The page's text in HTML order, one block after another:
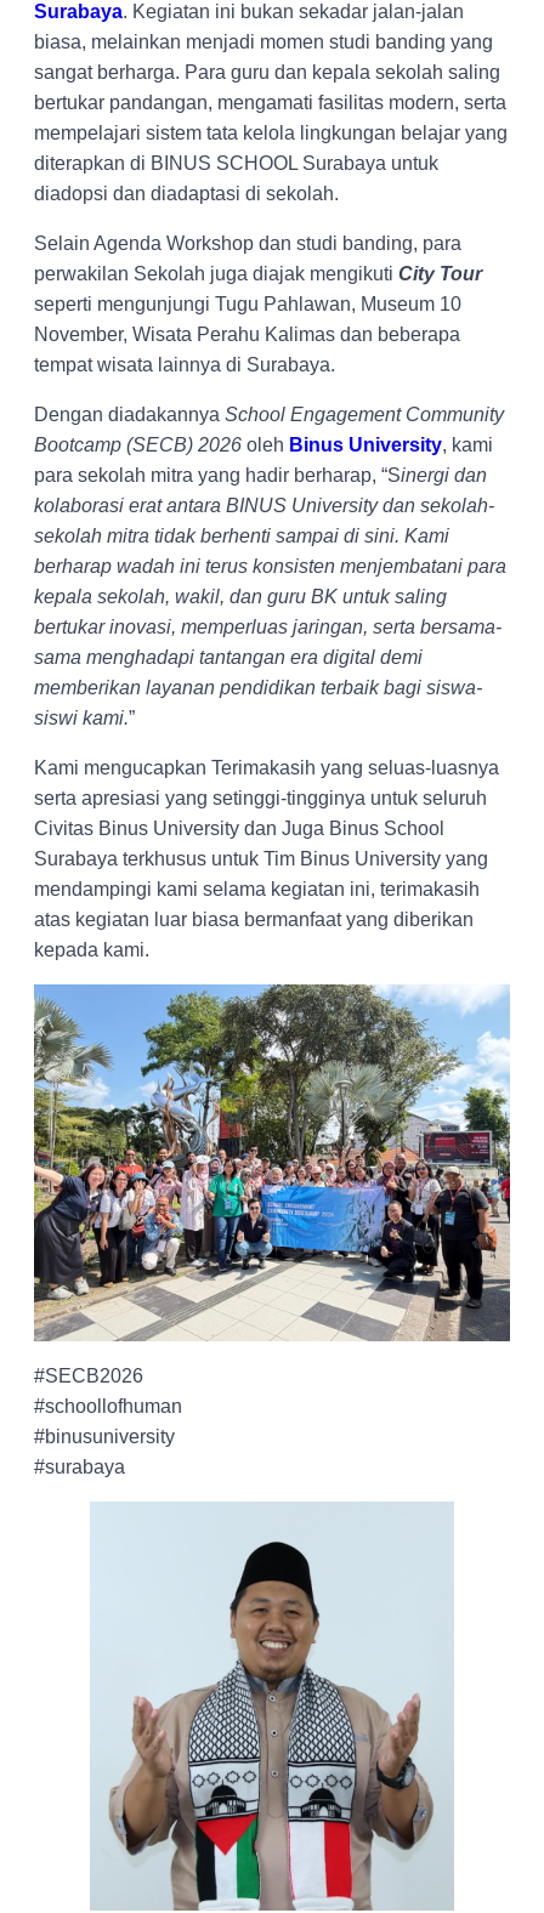
Surabaya. Kegiatan ini bukan sekadar jalan-jalan
biasa, melainkan menjadi momen studi banding yang
sangat berharga. Para guru dan kepala sekolah saling
bertukar pandangan, mengamati fasilitas modern, serta
mempelajari sistem tata kelola lingkungan belajar yang
diterapkan di BINUS SCHOOL Surabaya untuk
diadopsi dan diadaptasi di sekolah.
Selain Agenda Workshop dan studi banding, para
perwakilan Sekolah juga diajak mengikuti City Tour
seperti mengunjungi Tugu Pahlawan, Museum 10
November, Wisata Perahu Kalimas dan beberapa
tempat wisata lainnya di Surabaya.
Dengan diadakannya School Engagement Community
Bootcamp (SECB) 2026 oleh Binus University, kami
para sekolah mitra yang hadir berharap, “Sinergi dan
kolaborasi erat antara BINUS University dan sekolah-
sekolah mitra tidak berhenti sampai di sini. Kami
berharap wadah ini terus konsisten menjembatani para
kepala sekolah, wakil, dan guru BK untuk saling
bertukar inovasi, memperluas jaringan, serta bersama-
sama menghadapi tantangan era digital demi
memberikan layanan pendidikan terbaik bagi siswa-
siswi kami.”
Kami mengucapkan Terimakasih yang seluas-luasnya
serta apresiasi yang setinggi-tingginya untuk seluruh
Civitas Binus University dan Juga Binus School
Surabaya terkhusus untuk Tim Binus University yang
mendampingi kami selama kegiatan ini, terimakasih
atas kegiatan luar biasa bermanfaat yang diberikan
kepada kami.
#SECB2026
#schoollofhuman
#binusuniversity
#surabaya